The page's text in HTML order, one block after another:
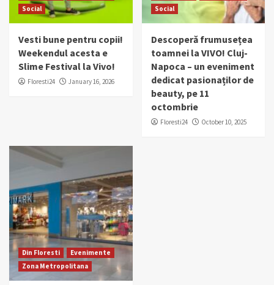
Social
Vesti bune pentru copii!
Weekendul acesta e
Slime Festival la Vivo!
Floresti24 January 16, 2026
Social
Descoperă frumusețea
toamnei la VIVO! Cluj-
Napoca – un eveniment
dedicat pasionaților de
beauty, pe 11
octombrie
Floresti24 October 10, 2025
Din Floresti
Evenimente
Zona Metropolitana